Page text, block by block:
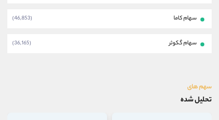
سهام کاما (46,853)
سهام گکوثر (36,165)
سهم های
تحلیل شده